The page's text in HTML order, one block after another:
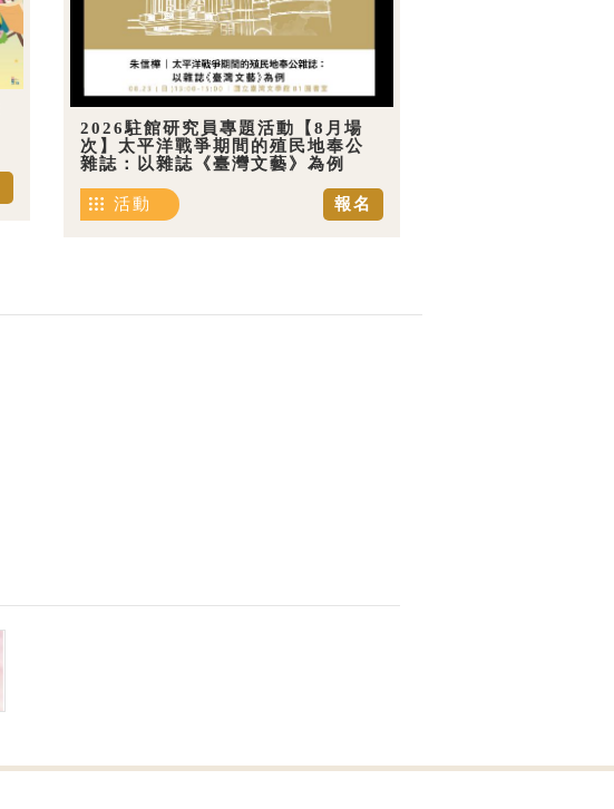
2026駐館研究員專題活動【8月場
次】太平洋戰爭期間的殖民地奉公
雜誌：以雜誌《臺灣文藝》為例
報名
活動